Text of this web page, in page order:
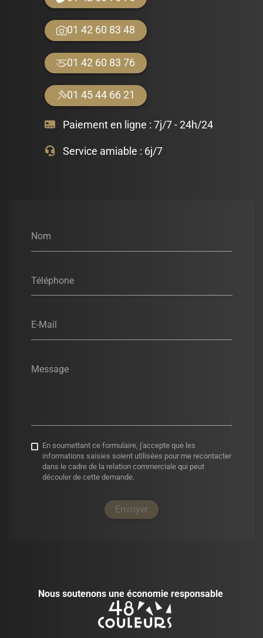
Nom
Téléphone
E-Mail
Message
En soumettant ce formulaire, j'accepte que les
informations saisies soient utilisées pour me recontacter
dans le cadre de la relation commerciale qui peut
découler de cette demande.
Envoyer
01 42 60 83 48
01 42 60 83 76
01 45 44 66 21
Paiement en ligne : 7j/7 - 24h/24
Service amiable : 6j/7
Nous soutenons une économie responsable